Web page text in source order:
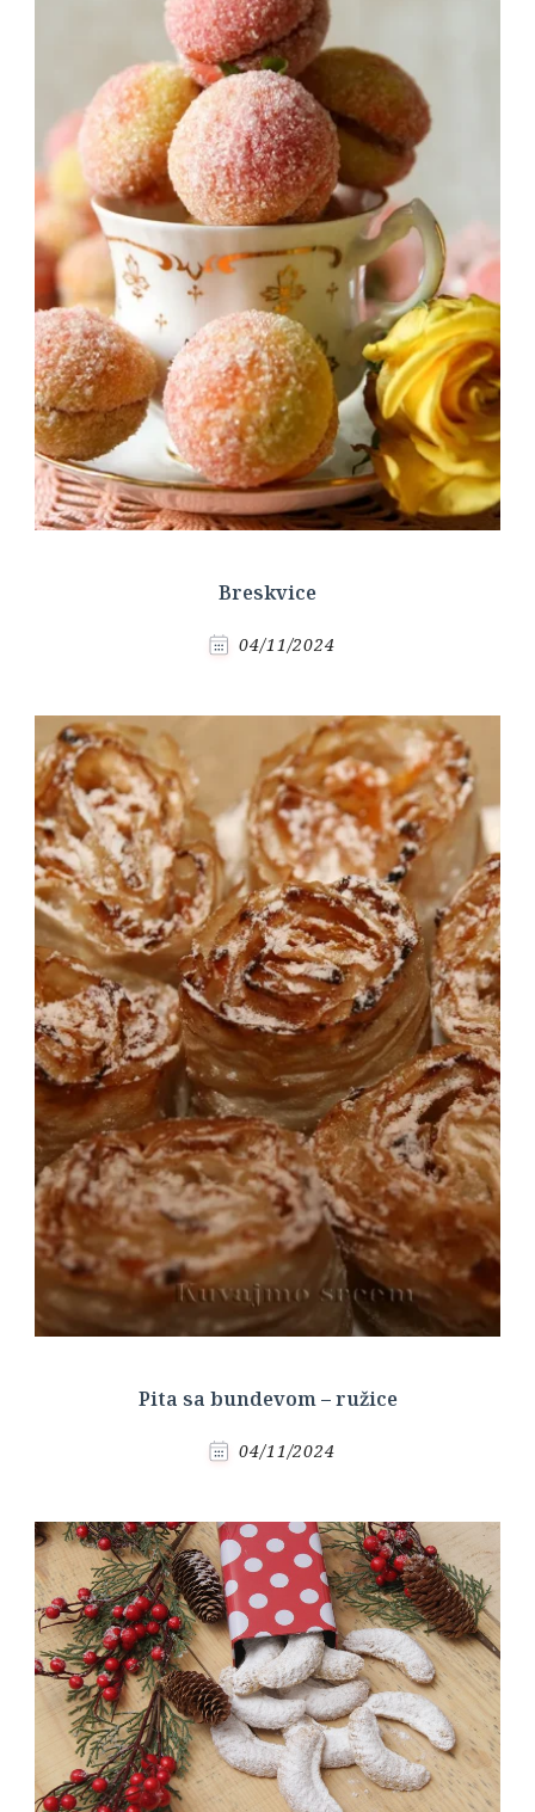
Breskvice
04/11/2024
Pita sa bundevom – ružice
04/11/2024